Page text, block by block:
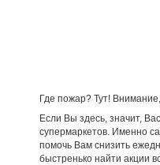
Где пожар? Тут!
Если Вы здесь, значит,
супермаркетов. Именно
помочь Вам снизить
быстренько найти акции